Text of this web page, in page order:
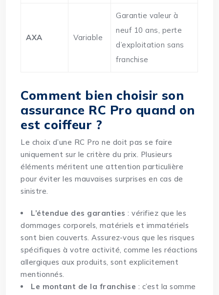
AXA Variable
Garantie valeur à
neuf 10 ans, perte
d’exploitation sans
franchise
Comment bien choisir son
assurance RC Pro quand on
est coiffeur ?
Le choix d’une RC Pro ne doit pas se faire
uniquement sur le critère du prix. Plusieurs
éléments méritent une attention particulière
pour éviter les mauvaises surprises en cas de
sinistre.
L’étendue des garanties : vérifiez que les
dommages corporels, matériels et immatériels
sont bien couverts. Assurez-vous que les risques
spécifiques à votre activité, comme les réactions
allergiques aux produits, sont explicitement
mentionnés.
Le montant de la franchise : c’est la somme